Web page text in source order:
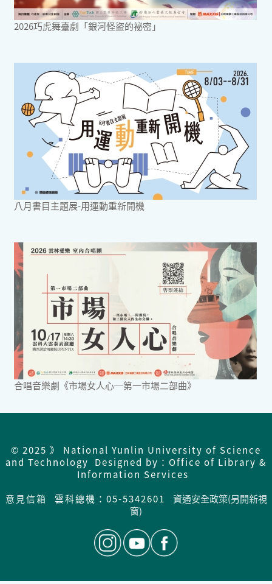
2026巧虎舞臺劇「銀河怪盜的祕密」
八月書目主題展-用運動重新開機
合唱音樂劇《市場女人心─第一市場二部曲》
© 2025 》 National Yunlin University of Science
and Technology Designed by：Office of Library &
Information Services
意見信箱
雲科總機：05-5342601
資通安全政策(另開新視
窗)